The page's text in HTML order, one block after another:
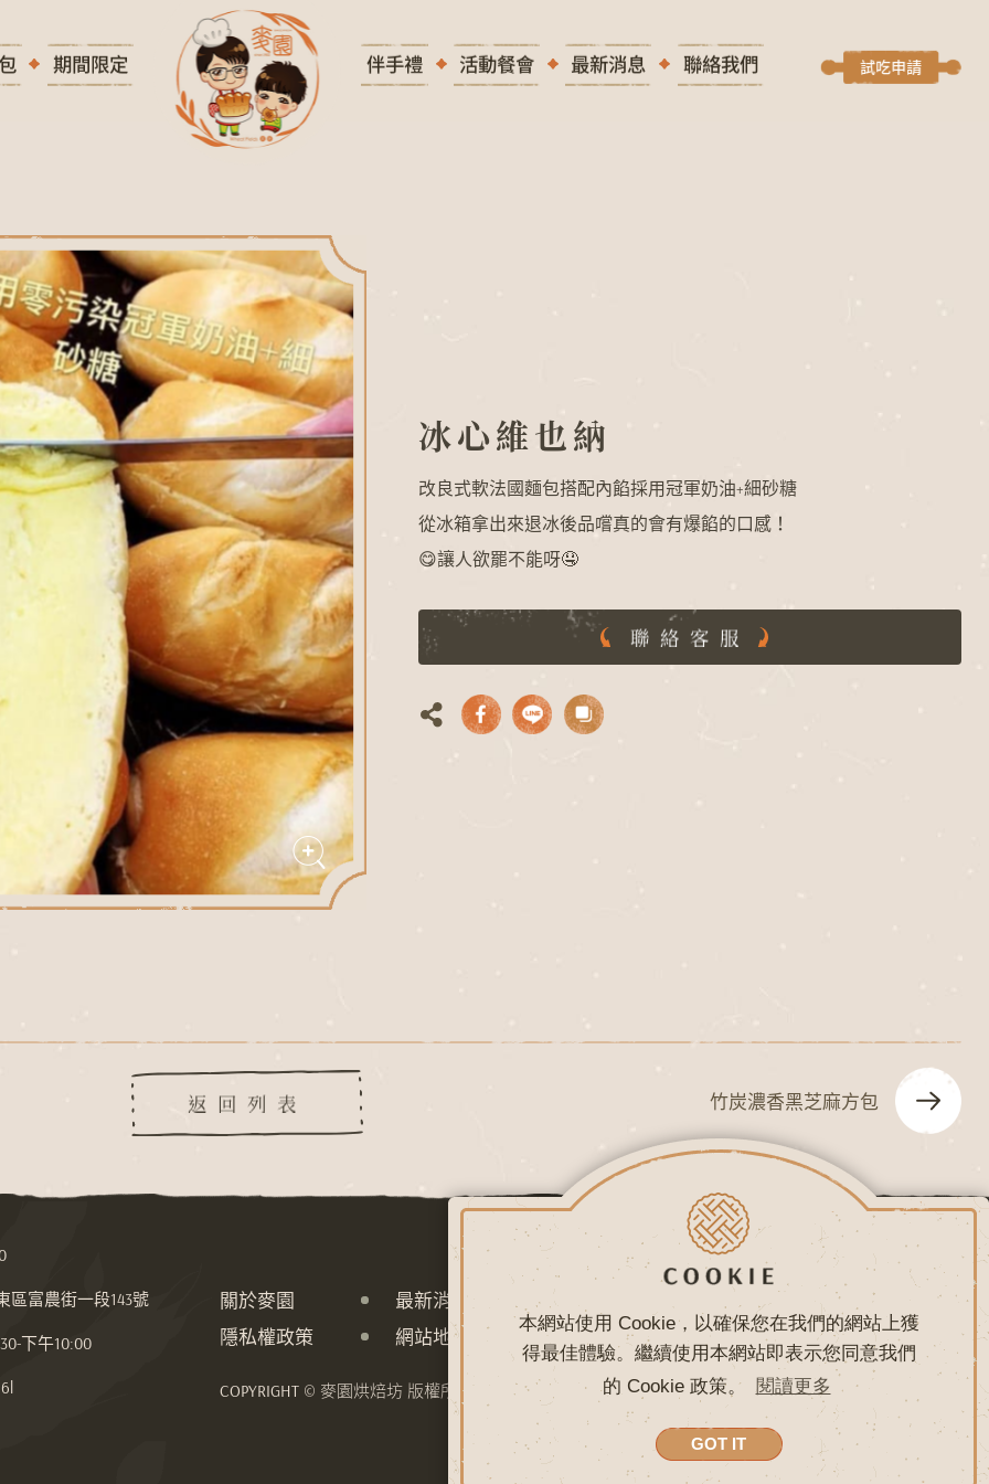
本網站使用 Cookie，以確保您在我們的網站上獲
得最佳體驗。繼續使用本網站即表示您同意我們
的 Cookie 政策。
閱讀更多
GOT IT
I
D
A
O
維
也
納
試吃申請
期間限定 伴手禮 活動餐會 最新消息 聯絡我們
冰心維也納
改良式軟法國麵包搭配內餡採用冠軍奶油+細砂糖
從冰箱拿出來退冰後品嚐真的會有爆餡的口感！
😋讓人欲罷不能呀🤤
聯絡客服
竹炭濃香黑芝麻方包
返回列表
區富農街一段143號
下午10:00
關於麥園 最新消息
聯絡我們
隱私權政策
網站地圖
COPYRIGHT © 麥園烘焙坊 版權所有 網頁設計 - 鉅潞科技